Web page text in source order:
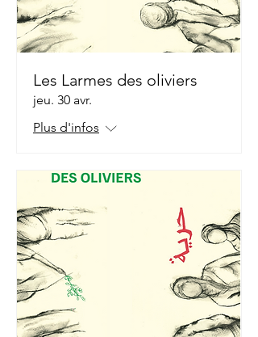
Les Larmes des oliviers
jeu. 30 avr.
Plus d'infos